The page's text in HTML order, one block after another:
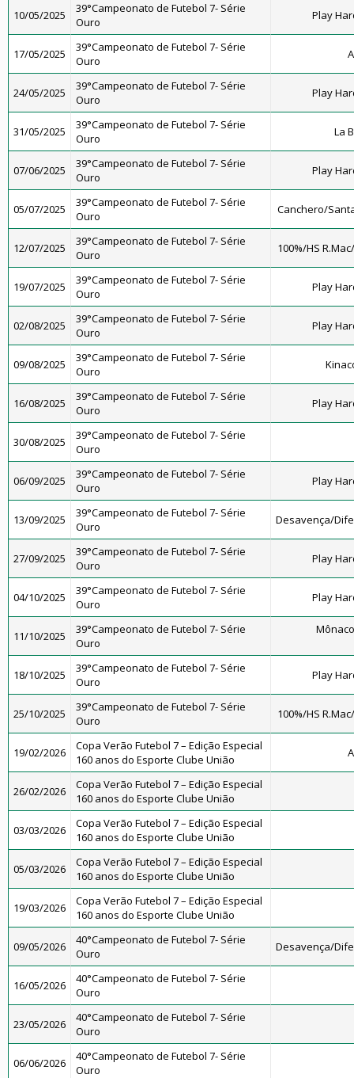
10/05/2025
39°Campeonato de Futebol 7- Série
Ouro
Play
17/05/2025
39°Campeonato de Futebol 7- Série
Ouro
24/05/2025
39°Campeonato de Futebol 7- Série
Ouro
Play
31/05/2025
39°Campeonato de Futebol 7- Série
Ouro
La
07/06/2025
39°Campeonato de Futebol 7- Série
Ouro
Play
05/07/2025
39°Campeonato de Futebol 7- Série
Ouro
Canchero/
12/07/2025
39°Campeonato de Futebol 7- Série
Ouro
100%/HS
19/07/2025
39°Campeonato de Futebol 7- Série
Ouro
Play
02/08/2025
39°Campeonato de Futebol 7- Série
Ouro
Play
09/08/2025
39°Campeonato de Futebol 7- Série
Ouro
16/08/2025
39°Campeonato de Futebol 7- Série
Ouro
Play
30/08/2025
39°Campeonato de Futebol 7- Série
Ouro
06/09/2025
39°Campeonato de Futebol 7- Série
Ouro
Play
13/09/2025
39°Campeonato de Futebol 7- Série
Ouro
Desavença/
27/09/2025
39°Campeonato de Futebol 7- Série
Ouro
Play
04/10/2025
39°Campeonato de Futebol 7- Série
Ouro
Play
11/10/2025
39°Campeonato de Futebol 7- Série
Ouro
18/10/2025
39°Campeonato de Futebol 7- Série
Ouro
Play
25/10/2025
39°Campeonato de Futebol 7- Série
Ouro
100%/HS
19/02/2026
Copa Verão Futebol 7 – Edição Especial
160 anos do Esporte Clube União
26/02/2026
Copa Verão Futebol 7 – Edição Especial
160 anos do Esporte Clube União
03/03/2026
Copa Verão Futebol 7 – Edição Especial
160 anos do Esporte Clube União
05/03/2026
Copa Verão Futebol 7 – Edição Especial
160 anos do Esporte Clube União
19/03/2026
Copa Verão Futebol 7 – Edição Especial
160 anos do Esporte Clube União
09/05/2026
40°Campeonato de Futebol 7- Série
Ouro
Desavença/
16/05/2026
40°Campeonato de Futebol 7- Série
Ouro
23/05/2026
40°Campeonato de Futebol 7- Série
Ouro
06/06/2026
40°Campeonato de Futebol 7- Série
Ouro